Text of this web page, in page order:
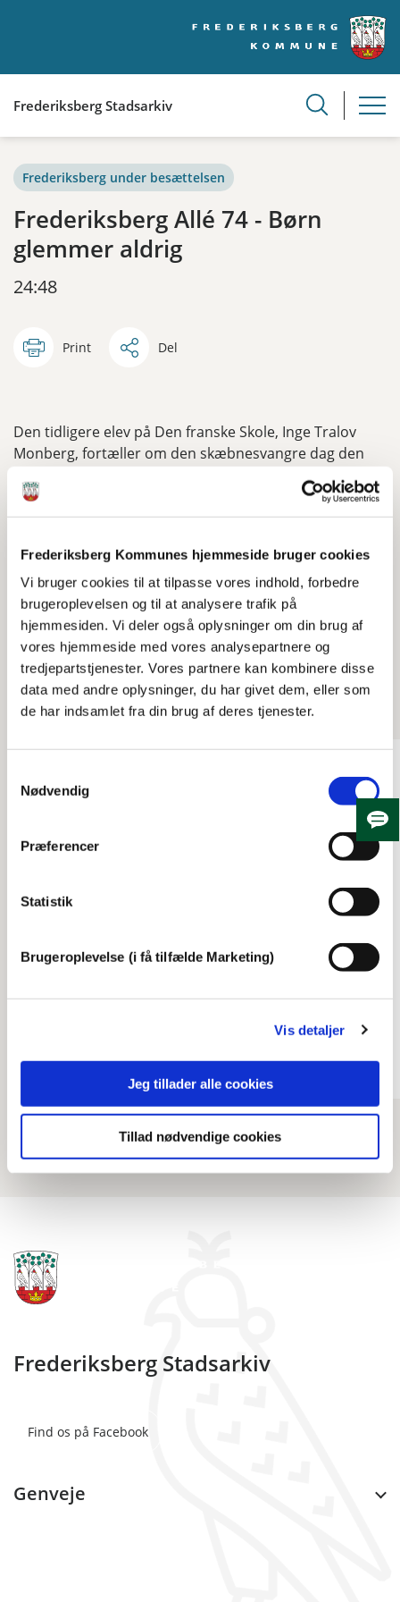
Frederiksberg Kommunes hjemmeside bruger cookies
Vi bruger cookies til at tilpasse vores indhold, forbedre
brugeroplevelsen og til at analysere trafik på
hjemmesiden. Vi deler også oplysninger om din brug af
vores hjemmeside med vores analysepartnere og
tredjepartstjenester. Vores partnere kan kombinere disse
data med andre oplysninger, du har givet dem, eller som
de har indsamlet fra din brug af deres tjenester.
Nødvendig
Præferencer
Statistik
Brugeroplevelse (i få tilfælde Marketing)
Vis detaljer
Jeg tillader alle cookies
Tillad nødvendige cookies
Frederiksberg Stadsarkiv
Frederiksberg under besættelsen
Frederiksberg Allé 74 - Børn
glemmer aldrig
24:48
Print Del
Den tidligere elev på Den franske Skole, Inge Tralov
Monberg, fortæller om den skæbnesvangre dag den
bombarderede Den franske Skole på Frederiksberg
Allé. Bo Sølling Troensegaards fine portrætfilm varer
Video længde: 24:48
Se også
bombardement
franske Skole
Frederiksberg Stadsarkiv
Find os på Facebook
Genveje